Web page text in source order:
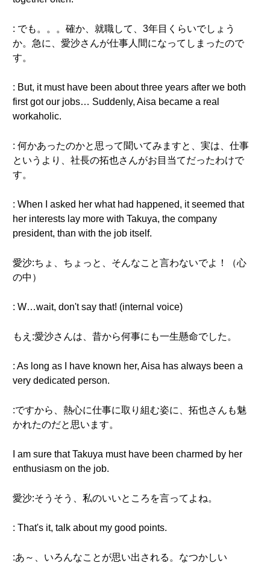
: でも。。。確か、就職して、3年目くらいでしょう
か。急に、愛沙さんが仕事人間になってしまったので
す。
: But, it must have been about three years after we both
first got our jobs… Suddenly, Aisa became a real
workaholic.
: 何かあったのかと思って聞いてみますと、実は、仕事
というより、社長の拓也さんがお目当てだったわけで
す。
: When I asked her what had happened, it seemed that
her interests lay more with Takuya, the company
president, than with the job itself.
愛沙:ちょ、ちょっと、そんなこと言わないでよ！（心
の中）
: W…wait, don't say that! (internal voice)
もえ:愛沙さんは、昔から何事にも一生懸命でした。
: As long as I have known her, Aisa has always been a
very dedicated person.
:ですから、熱心に仕事に取り組む姿に、拓也さんも魅
かれたのだと思います。
I am sure that Takuya must have been charmed by her
enthusiasm on the job.
愛沙:そうそう、私のいいところを言ってよね。
: That's it, talk about my good points.
:あ～、いろんなことが思い出される。なつかしい